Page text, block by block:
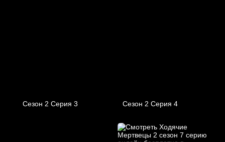
Сезон 2 Серия 3 Сезон 2 Серия 4